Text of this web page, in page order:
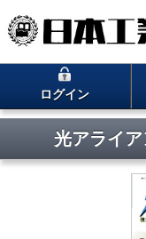
ログイン
光アライ